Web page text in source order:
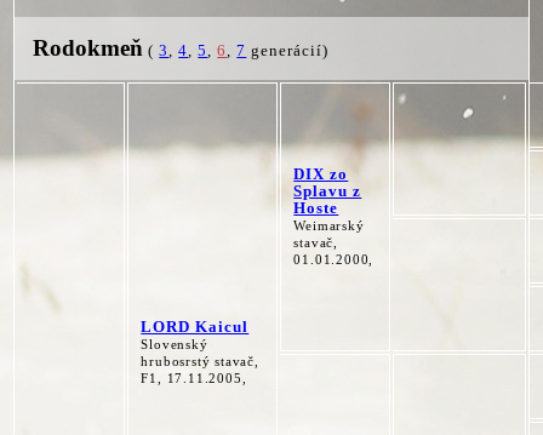
Rodokmeň (3,4,5,6,7 generácií)
LORD Kaicul
Slovenský
hrubosrstý stavač,
F1, 17.11.2005,
DIX zo
Splavu z
Hoste
Weimarský
stavač,
01.01.2000,